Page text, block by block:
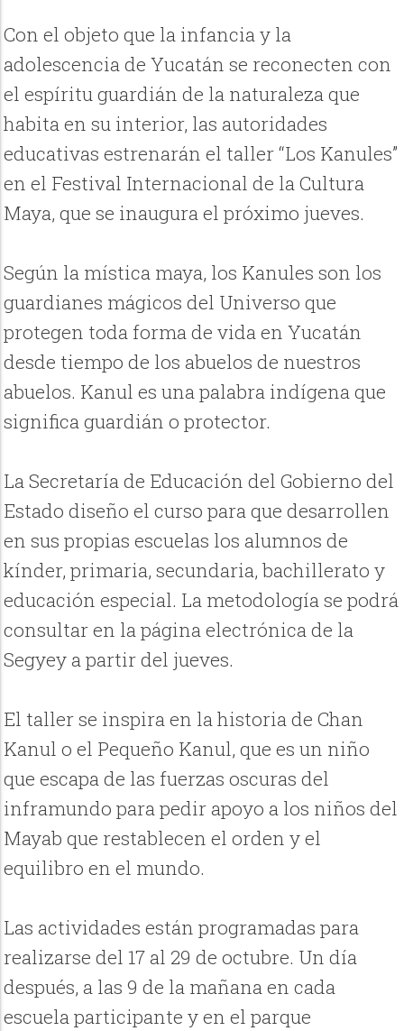
Con el objeto que la infancia y la
adolescencia de Yucatán se reconecten con
el espíritu guardián de la naturaleza que
habita en su interior, las autoridades
educativas estrenarán el taller “Los Kanules”
en el Festival Internacional de la Cultura
Maya, que se inaugura el próximo jueves.
Según la mística maya, los Kanules son los
guardianes mágicos del Universo que
protegen toda forma de vida en Yucatán
desde tiempo de los abuelos de nuestros
abuelos. Kanul es una palabra indígena que
significa guardián o protector.
La Secretaría de Educación del Gobierno del
Estado diseño el curso para que desarrollen
en sus propias escuelas los alumnos de
kínder, primaria, secundaria, bachillerato y
educación especial. La metodología se podrá
consultar en la página electrónica de la
Segyey a partir del jueves.
El taller se inspira en la historia de Chan
Kanul o el Pequeño Kanul, que es un niño
que escapa de las fuerzas oscuras del
inframundo para pedir apoyo a los niños del
Mayab que restablecen el orden y el
equilibro en el mundo.
Las actividades están programadas para
realizarse del 17 al 29 de octubre. Un día
después, a las 9 de la mañana en cada
escuela participante y en el parque